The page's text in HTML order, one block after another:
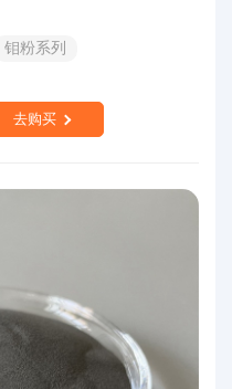
钼粉系列
去购买